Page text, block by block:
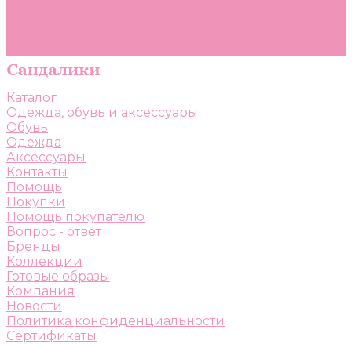
Каталог
Одежда, обувь и аксессуары
Обувь
Одежда
Аксессуары
Контакты
Помощь
Покупки
Помощь покупателю
Вопрос - ответ
Бренды
Коллекции
Готовые образы
Компания
Новости
Политика конфиденциальности
Сертификаты